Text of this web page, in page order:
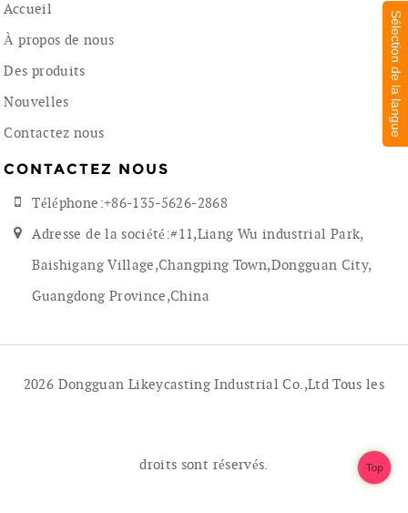
Accueil
À propos de nous
Des produits
Nouvelles
Contactez nous
CONTACTEZ NOUS
Téléphone:+86-135-5626-2868
Adresse de la société:#11,Liang Wu industrial Park,
Baishigang Village,Changping Town,Dongguan City,
Guangdong Province,China
2026 Dongguan Likeycasting Industrial Co.,Ltd Tous les
droits sont réservés.
Sélection de la langue
Top